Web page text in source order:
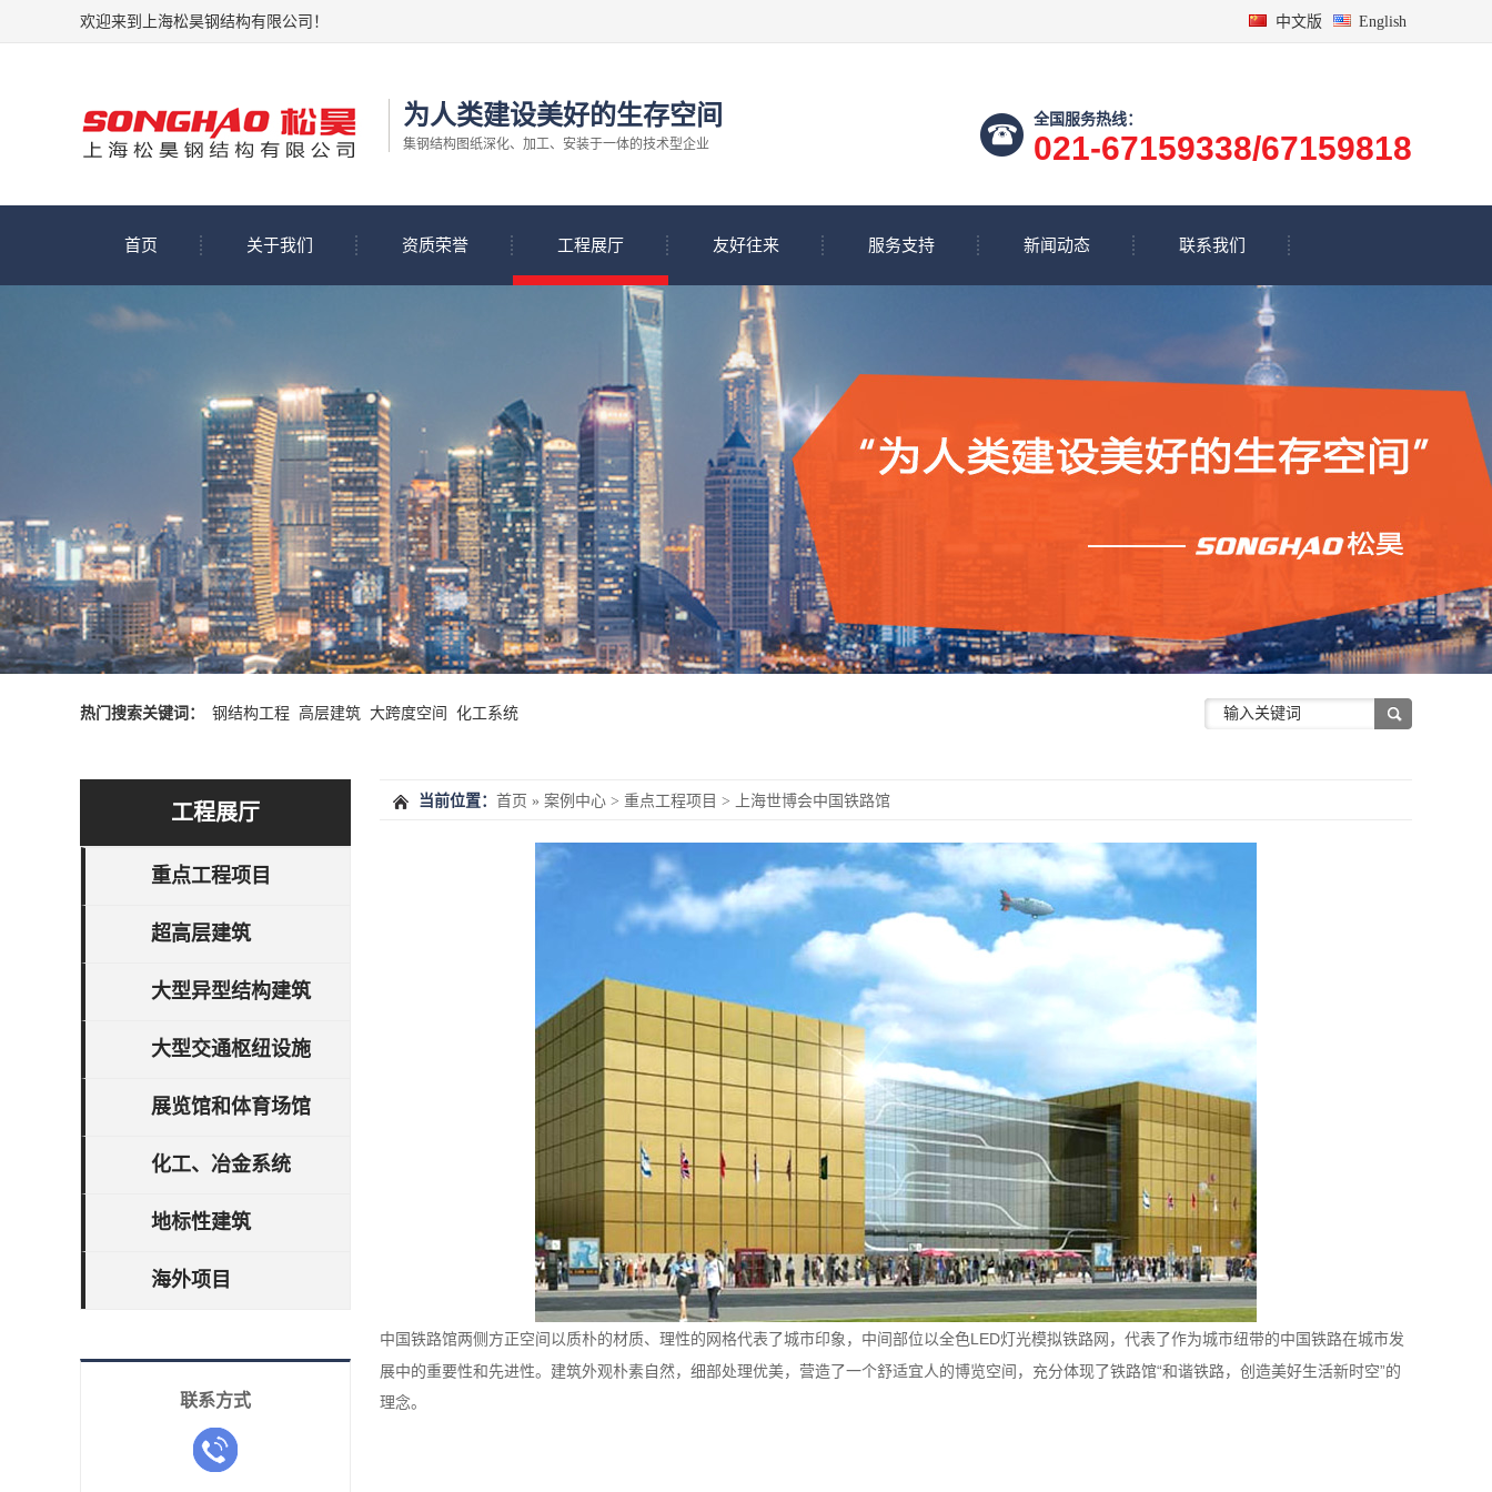
欢迎来到上海松昊钢结构有限公司！ 中文版 English
为人类建设美好的生存空间
集钢结构图纸深化、加工、安装于一体的技术型企业
全国服务热线：
021-67159338/67159818
首页 关于我们 资质荣誉 工程展厅 友好往来 服务支持 新闻动态 联系我们
热门搜索关键词： 钢结构工程 高层建筑 大跨度空间 化工系统
工程展厅
重点工程项目
超高层建筑
大型异型结构建筑
大型交通枢纽设施
展览馆和体育场馆
化工、冶金系统
地标性建筑
海外项目
联系方式
当前位置： 首页 » 案例中心 > 重点工程项目 > 上海世博会中国铁路馆
中国铁路馆两侧方正空间以质朴的材质、理性的网格代表了城市印象，中间部位以全色LED灯光模拟铁路网 ，代表了作为城市纽带的中国铁路在城市发
展中的重要性和先进性。建筑外观朴素自然，细部处理优美，营造了一个舒适宜人的博览空间，充分体现了铁路馆“和谐铁路，创造美好生活新时空”的
理念。